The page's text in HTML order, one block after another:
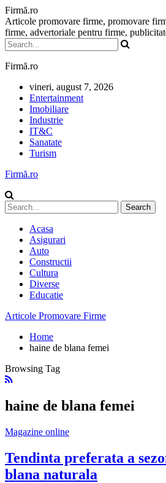
Firmă.ro
Articole promovare firme, promovare
firme, advertoriale pentru firme,
Firmă.ro
vineri, august 7, 2026
Entertainment
Imobiliare
Industrie
IT&C
Sanatate
Turism
Firmă.ro
Acasa
Asigurari
Auto
Constructii
Cultura
Diverse
Educatie
Articole Promovare Firme
Home
haine de blana femei
Browsing Tag
haine de blana femei
Magazine online
Tendinta preferata a
blana naturala